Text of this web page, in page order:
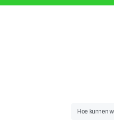
Hoe kunnen